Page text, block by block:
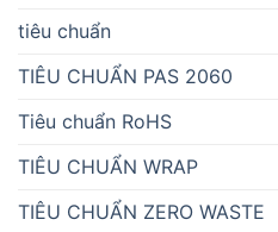
tiêu chuẩn
TIÊU CHUẨN PAS 2060
Tiêu chuẩn RoHS
TIÊU CHUẨN WRAP
TIÊU CHUẨN ZERO WASTE